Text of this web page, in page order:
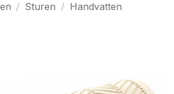
/ Sturen / Handvatten